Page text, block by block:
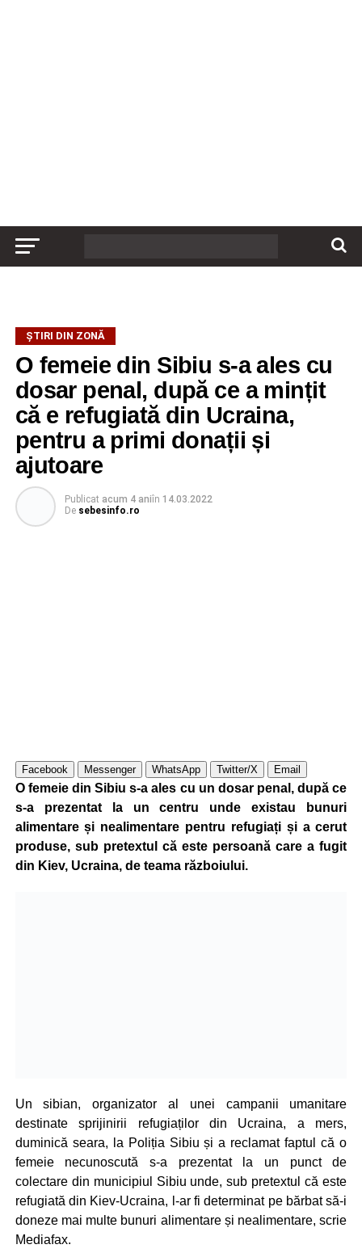
ȘTIRI DIN ZONĂ
O femeie din Sibiu s-a ales cu
dosar penal, după ce a mințit
că e refugiată din Ucraina,
pentru a primi donații și
ajutoare
Publicat acum 4 aniîn 14.03.2022
De sebesinfo.ro
Facebook Messenger WhatsApp Twitter/X Email
O femeie din Sibiu s-a ales cu un dosar penal, după ce
s-a prezentat la un centru unde existau bunuri
alimentare și nealimentare pentru refugiați și a cerut
produse, sub pretextul că este persoană care a fugit
din Kiev, Ucraina, de teama războiului.
Un sibian, organizator al unei campanii umanitare
destinate sprijinirii refugiaților din Ucraina, a mers,
duminică seara, la Poliția Sibiu și a reclamat faptul că o
femeie necunoscută s-a prezentat la un punct de
colectare din municipiul Sibiu unde, sub pretextul că este
refugiată din Kiev-Ucraina, l-ar fi determinat pe bărbat să-i
doneze mai multe bunuri alimentare și nealimentare, scrie
Mediafax.